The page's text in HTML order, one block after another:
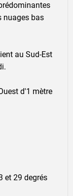
nuages bas
au Sud-Est
d'1 mètre
et 29 degrés